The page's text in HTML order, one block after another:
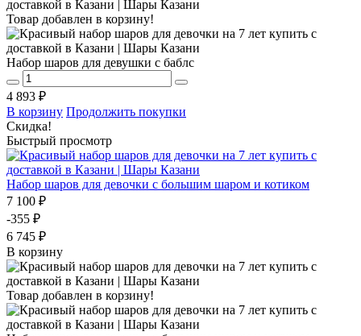
Товар добавлен в корзину!
Набор шаров для девушки с баблс
4 893 ₽
В корзину Продолжить покупки
Скидка!
Быстрый просмотр
Набор шаров для девочки с большим шаром и котиком
7 100 ₽
-355 ₽
6 745 ₽
В корзину
Товар добавлен в корзину!